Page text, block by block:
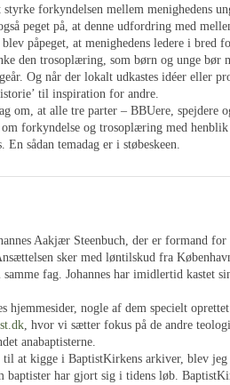
forkyndelsen mellem menighedens
peget på, at denne udfordring med
påpeget, at menighedens ledere i bred
den trosoplæring, som børn og unge bør
Og når der lokalt udkastes idéer eller
til inspiration for andre.
om, at alle tre parter – BBUere, spejdere
forkyndelse og trosoplæring med
sådan temadag er i støbeskeen.
Aakjær Steenbuch, der er formand for
sker med løntilskud fra
fag. Johannes har imidlertid kastet
hjemmesider, nogle af dem specielt
, hvor vi sætter fokus på de andre
anabaptisterne.
at kigge i BaptistKirkens arkiver, blev jeg
baptister har gjort sig i tidens løb.